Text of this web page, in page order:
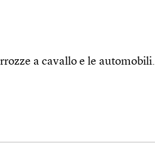
a cavallo e le automobili.